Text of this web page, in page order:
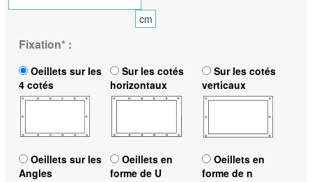
cm
Fixation*:
Oeillets sur les
4 cotés
Sur les cotés
horizontaux
Sur les cotés
verticaux
Oeillets sur les
Angles
Oeillets en
forme de U
Oeillets en
forme de n